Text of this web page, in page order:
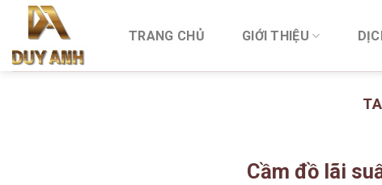
content
TRANG CHỦ GIỚI THIỆU
Cầm đồ lãi